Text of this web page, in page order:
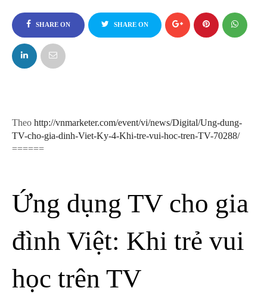
SHARE ON
FACEBOOK
SHARE ON
Theo http://vnmarketer.com/event/vi/news/Digital/Ung-dung-
TV-cho-gia-dinh-Viet-Ky-4-Khi-tre-vui-hoc-tren-TV-70288/
======
Ứng dụng TV cho gia
đình Việt: Khi trẻ vui
học trên TV